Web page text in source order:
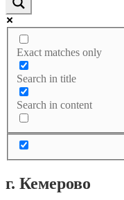
Exact matches only
Search in title
Search in content
г. Кемерово